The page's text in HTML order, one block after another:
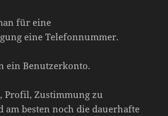
für eine
eine Telefonnummer.
ein Benutzerkonto.
Profil, Zustimmung zu
am besten noch die dauerhafte